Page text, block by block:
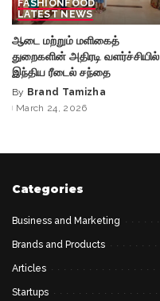
FASHIONFOOD
LATEST NEWS
ஆடை மற்றும் மளிகைத்
துறைகளின் அதிரடி வளர்ச்சியில்
இந்திய ரீடைல் சந்தை
Posted
by
By Brand Tamizha
March 24, 2026
Categories
Business and Marketing
Brands and Products
Articles
Startups